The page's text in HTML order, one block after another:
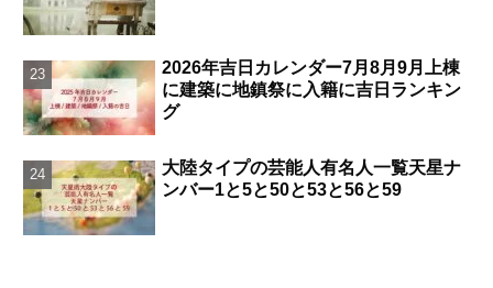
2026年吉日カレンダー7月8月9月上棟
に建築に地鎮祭に入籍に吉日ランキン
グ
大陸タイプの芸能人有名人一覧天星ナ
ンバー1と5と50と53と56と59